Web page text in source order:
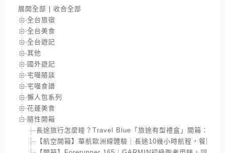
展開全部
收合全部
全台旅宿
全台美食
全台遊記
其他
國外遊記
宅喵隨談
宅喵食譜
懶人包系列
花蓮美食
隨性開箱
長途旅行怎麼睡？Travel Blue「旅途有型禮盒」開箱：寧
【航空開箱】華航歐洲線體驗｜長途10幾小時航程，餐點與